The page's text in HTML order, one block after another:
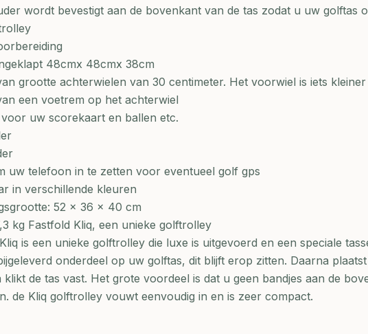
wordt bevestigt aan de bovenkant van de tas zodat u uw golftas
48cmx 48cmx 38cm
grootte achterwielen van 30 centimeter. Het voorwiel is iets kleiner
een voetrem op het achterwiel
uw scorekaart en ballen etc.
uw telefoon in te zetten voor eventueel golf gps
in verschillende kleuren
52 x 36 x 40 cm
kg Fastfold Kliq, een unieke golftrolley
is een unieke golftrolley die luxe is uitgevoerd en een speciale
onderdeel op uw golftas, dit blijft erop zitten. Daarna
de tas vast. Het grote voordeel is dat u geen bandjes aan de
de Kliq golftrolley vouwt eenvoudig in en is zeer compact.